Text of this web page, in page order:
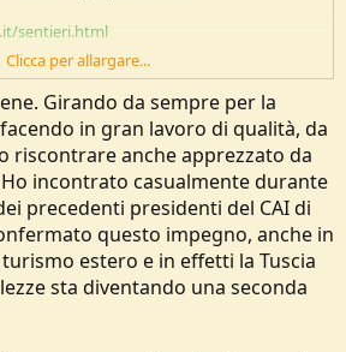
sentieri.html
di andare lì a provare qualcuno di quei
riscontri effettivi sul posto.
Clicca per allargare...
Girando da sempre per la
in gran lavoro di qualità, da
riscontrare anche apprezzato da
incontrato casualmente durante
precedenti presidenti del CAI di
questo impegno, anche in
estero e in effetti la Tuscia
sta diventando una seconda